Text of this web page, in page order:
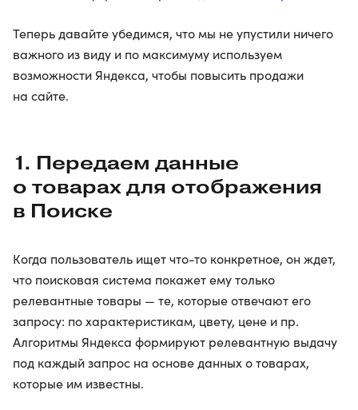
Теперь давайте убедимся, что мы не упустили ничего
важного из виду и по максимуму используем
возможности Яндекса, чтобы повысить продажи
на сайте.
1. Передаем данные
о товарах для отображения
в Поиске
Когда пользователь ищет что-то конкретное, он ждет,
что поисковая система покажет ему только
релевантные товары — те, которые отвечают его
запросу: по характеристикам, цвету, цене и пр.
Алгоритмы Яндекса формируют релевантную выдачу
под каждый запрос на основе данных о товарах,
которые им известны.